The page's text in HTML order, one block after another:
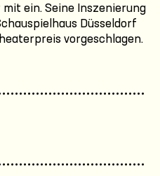
ein. Seine Inszenierung
Düsseldorf
vorgeschlagen.